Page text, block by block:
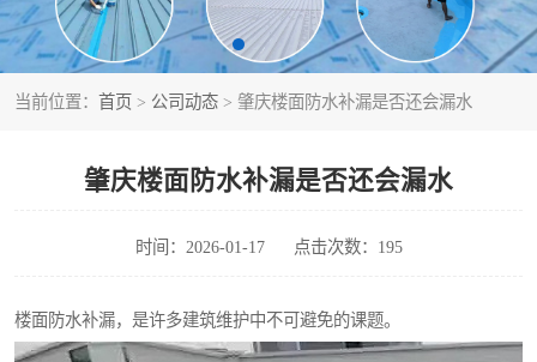
当前位置： 首页 > 公司动态 > 肇庆楼面防水补漏是否还会漏水
肇庆楼面防水补漏是否还会漏水
时间：2026-01-17 点击次数：195
楼面防水补漏，是许多建筑维护中不可避免的课题。
金属房搭建及补漏